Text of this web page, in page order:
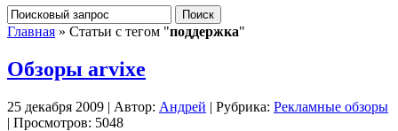
Главная » Статьи с тегом "поддержка"
Обзоры arvixe
25 декабря 2009 | Автор: Андрей | Рубрика: Рекламные обзоры
| Просмотров: 5048